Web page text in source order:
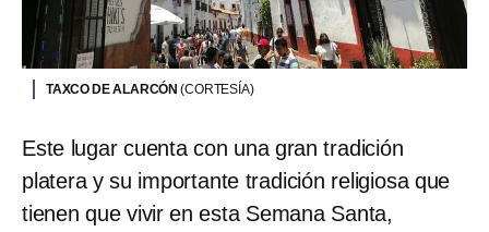
TAXCO DE ALARCÓN(CORTESÍA)
Este lugar cuenta con una gran tradición
platera y su importante tradición religiosa que
tienen que vivir en esta Semana Santa,